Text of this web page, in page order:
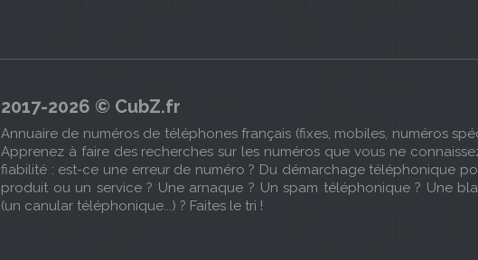
2017-2026 © CubZ.fr
Annuaire de numéros de téléphones français (fixes, mobiles, numéros
Apprenez à faire des recherches sur les numéros que vous ne
fiabilité : est-ce une erreur de numéro ? Du démarchage téléphonique
produit ou un service ? Une arnaque ? Un spam téléphonique ? Une
(un canular téléphonique...) ? Faites le tri !